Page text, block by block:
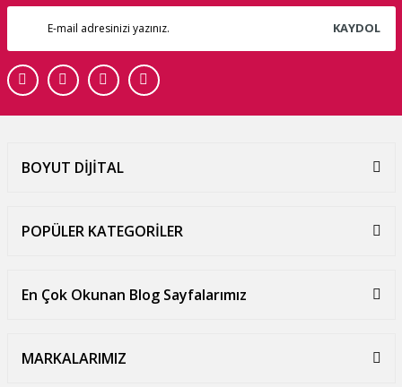
KAYDOL
BOYUT DİJİTAL
POPÜLER KATEGORİLER
En Çok Okunan Blog Sayfalarımız
MARKALARIMIZ